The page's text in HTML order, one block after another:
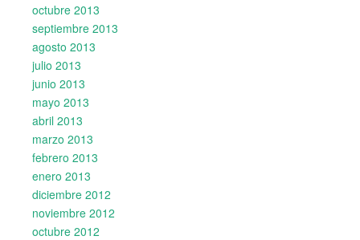
octubre 2013
septiembre 2013
agosto 2013
julio 2013
junio 2013
mayo 2013
abril 2013
marzo 2013
febrero 2013
enero 2013
diciembre 2012
noviembre 2012
octubre 2012